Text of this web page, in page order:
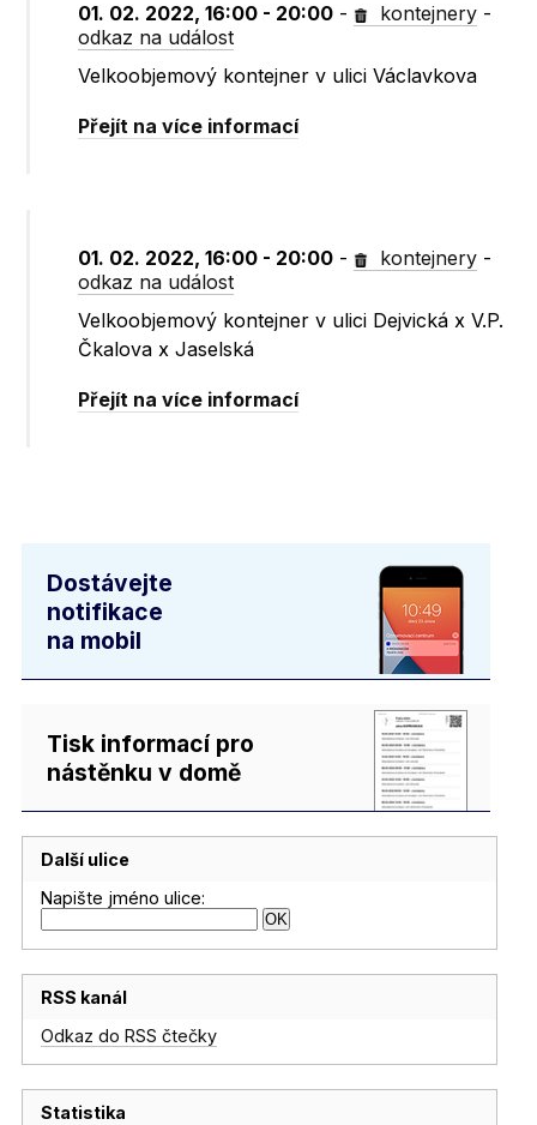
01. 02. 2022, 16:00 - 20:00 - kontejnery -
odkaz na událost
Velkoobjemový kontejner v ulici Václavkova
Přejít na více informací
01. 02. 2022, 16:00 - 20:00 - kontejnery -
odkaz na událost
Velkoobjemový kontejner v ulici Dejvická x V.P.
Čkalova x Jaselská
Přejít na více informací
Dostávejte
notifikace
na mobil
Tisk informací pro
nástěnku v domě
Další ulice
Napište jméno ulice:
RSS kanál
Odkaz do RSS čtečky
Statistika